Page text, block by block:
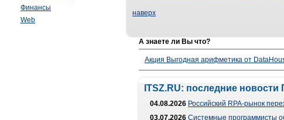
Финансы
Web
наверх
А знаете ли Вы что?
Акция Выгодная арифметика от
ITSZ.RU: последние
04.08.2026 Российский RPA-рынок
03.07.2026 Системные программисты